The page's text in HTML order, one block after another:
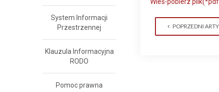
POPRZEDNI
System Informacji
Przestrzennej
Klauzula Informacyjna
RODO
Pomoc prawna